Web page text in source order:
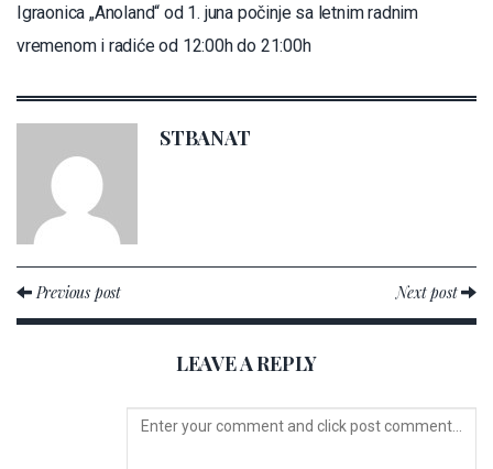
Igraonica „Anoland“ od 1. juna počinje sa letnim radnim
vremenom i radiće od 12:00h do 21:00h
STBANAT
Previous post Next post
LEAVE A REPLY